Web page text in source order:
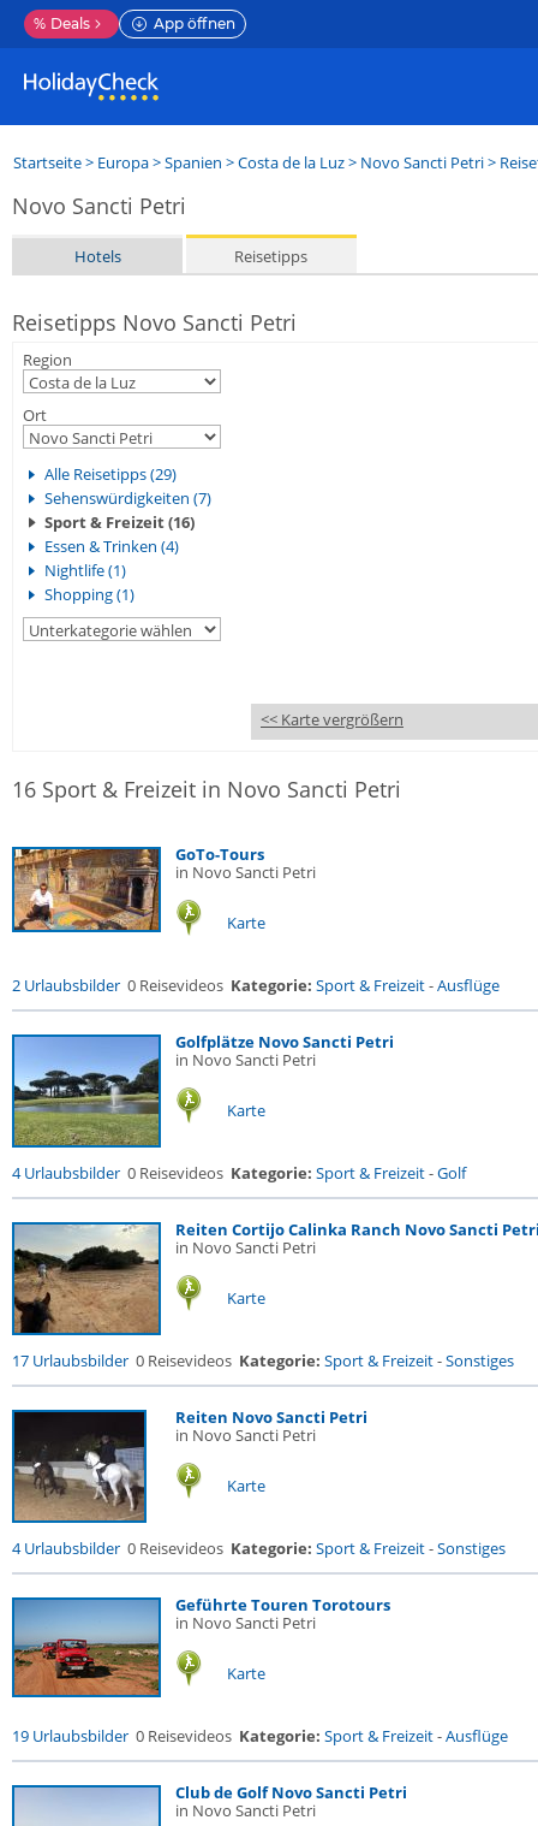
% Deals App öffnen
Startseite> Europa>Spanien >Costa de la Luz> Novo Sancti Petri>
Novo Sancti Petri
Hotels Reisetipps
Reisetipps Novo Sancti Petri
Region
Ort
Alle Reisetipps (29)
Sehenswürdigkeiten (7)
Sport & Freizeit (16)
Essen & Trinken (4)
Nightlife (1)
Shopping (1)
<< Karte vergrößern
16 Sport & Freizeit in Novo Sancti Petri
GoTo-Tours
in Novo Sancti Petri
Karte
2 Urlaubsbilder 0 Reisevideos Kategorie: Sport & Freizeit-Ausflüge
Golfplätze Novo Sancti Petri
in Novo Sancti Petri
Karte
4 Urlaubsbilder 0 Reisevideos Kategorie: Sport & Freizeit-Golf
Reiten Cortijo Calinka Ranch Novo Sancti
in Novo Sancti Petri
Karte
17 Urlaubsbilder 0 Reisevideos Kategorie: Sport & Freizeit-Sonstiges
Reiten Novo Sancti Petri
in Novo Sancti Petri
Karte
4 Urlaubsbilder 0 Reisevideos Kategorie: Sport & Freizeit-Sonstiges
Geführte Touren Torotours
in Novo Sancti Petri
Karte
19 Urlaubsbilder 0 Reisevideos Kategorie: Sport & Freizeit-Ausflüge
Club de Golf Novo Sancti Petri
in Novo Sancti Petri